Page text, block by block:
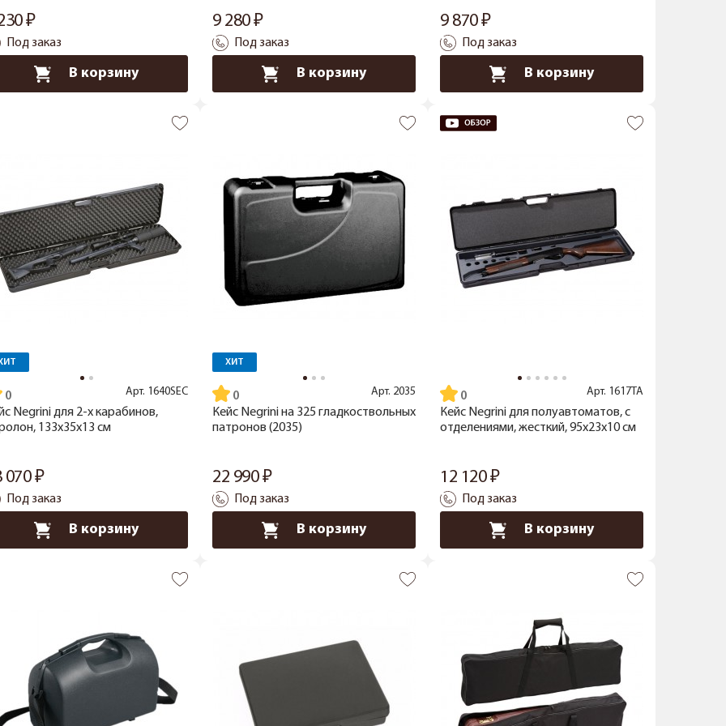
Под заказ
В корзину
9 280
Под заказ
В корзину
9 870
Под заказ
В корзину
Арт. 1640SEC
Negrini для 2-х карабинов,
133x35x13 см
070
Под заказ
В корзину
ХИТ
Арт. 2035
Кейс Negrini на 325 гладкоствольных
патронов (2035)
22 990
Под заказ
В корзину
Арт. 1617TA
Кейс Negrini для полуавтоматов, с
отделениями, жесткий, 95x23x10 см
12 120
Под заказ
В корзину